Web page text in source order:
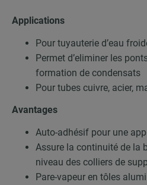
Applications
Pour tuyauterie d’eau
Permet d’eliminer les
formation de condensats
Pour tubes cuivre, acier,
Avantages
Auto-adhésif pour une
Assure la continuité de la
niveau des colliers de
Pare-vapeur en tôles